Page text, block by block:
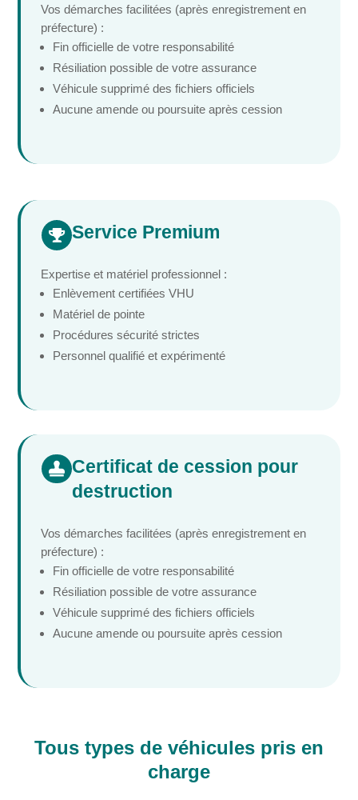
Vos démarches facilitées (après enregistrement en
préfecture) :
Fin officielle de votre responsabilité
Résiliation possible de votre assurance
Véhicule supprimé des fichiers officiels
Aucune amende ou poursuite après cession
 Service Premium
Expertise et matériel professionnel :
Enlèvement certifiées VHU
Matériel de pointe
Procédures sécurité strictes
Personnel qualifié et expérimenté
 Certificat de cession pour
destruction
Vos démarches facilitées (après enregistrement en
préfecture) :
Fin officielle de votre responsabilité
Résiliation possible de votre assurance
Véhicule supprimé des fichiers officiels
Aucune amende ou poursuite après cession
Tous types de véhicules pris en
charge